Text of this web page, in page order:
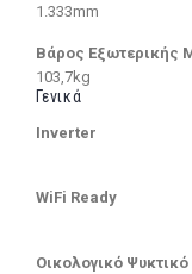
1.333mm
Βάρος Εξωτερικής
103,7kg
Γενικά
Inverter
WiFi Ready
Οικολογικό Ψυκτικό